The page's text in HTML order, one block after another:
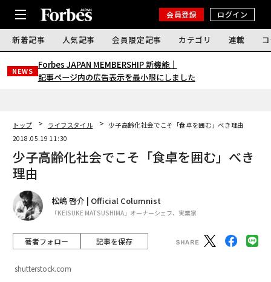
会員登録 ログイン
新着記事 人気記事 会員限定記事 カテゴリ 連載
NEWS
Forbes JAPAN MEMBERSHIP 新機能｜
記事ページ内の広告表示を最小限にしました
トップ ライフスタイル
少子高齢化社会でこそ「食卓を囲む」べき理由
2018.05.19 11:30
少子高齢化社会でこそ「食卓を囲む」べき
理由
松嶋 啓介 | Official Columnist
「KEISUKE MATSUSHIMA」オーナーシェフ、実業家
著者フォロー 記事を保存
shutterstock.com